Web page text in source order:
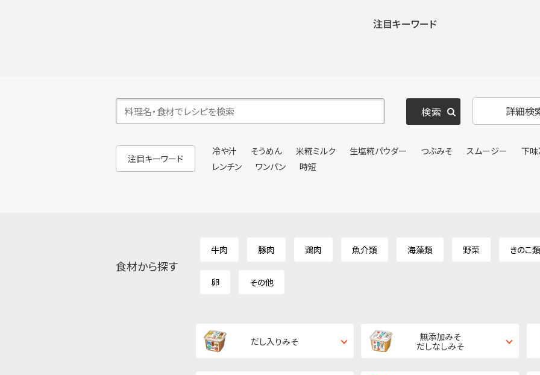
注目キーワード
詳細検
注目キーワード
冷や汁 そうめん 米糀ミルク 生塩糀パウダー つぶみそ スムージー
下
レンチン
ワンパン 時短
食材から探す
牛肉 豚肉 鶏肉 魚介類 海藻類 野菜 きのこ類
卵 その他
だし入りみそ
無添加みそ
だしなしみそ